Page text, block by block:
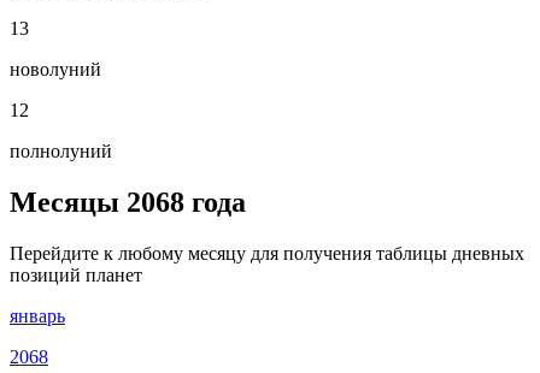
13
новолуний
12
полнолуний
Месяцы 2068 года
Перейдите к любому месяцу для получения таблицы дневных
позиций планет
январь
2068